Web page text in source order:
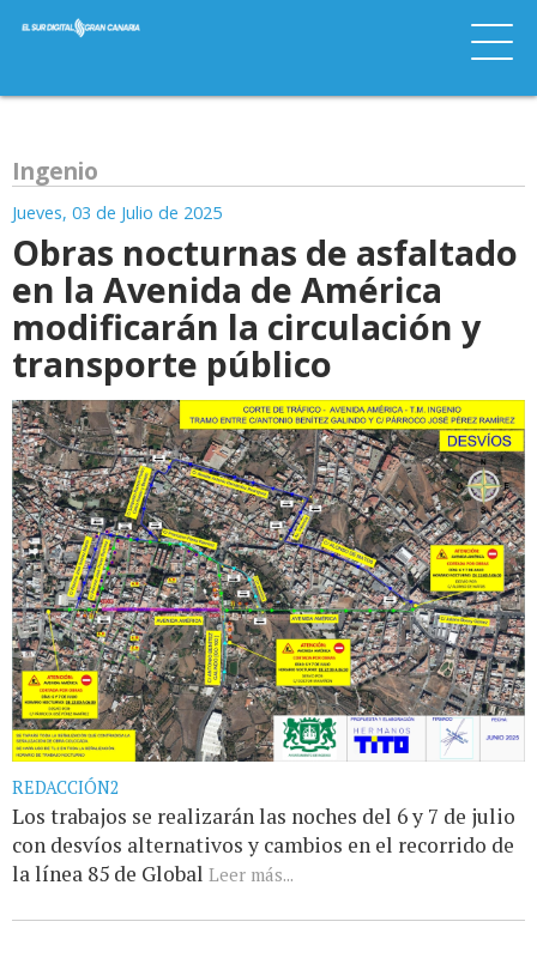
Ingenio
Jueves, 03 de Julio de 2025
Obras nocturnas de asfaltado
en la Avenida de América
modificarán la circulación y
transporte público
REDACCIÓN2
Los trabajos se realizarán las noches del 6 y 7 de julio
con desvíos alternativos y cambios en el recorrido de
la línea 85 de Global Leer más...